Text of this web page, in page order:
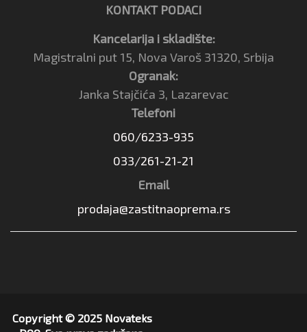
KONTAKT PODACI
Kancelarija i skladište:
Magistralni put 15, Nova Varoš 31320, Srbija
Ogranak:
Janka Stajčića 3, Lazarevac
Telefoni
060/6233-935
033/261-21-21
Email
prodaja@zastitnaoprema.rs
Copyright © 2025 Novateks